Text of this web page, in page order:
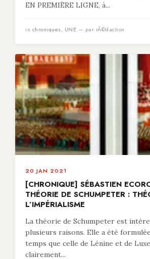
EN PREMIÈRE LIGNE, à...
in chroniques, UNE — par rÃ©daction
20 JAN 2021
[CHRONIQUE] SÉBASTIEN
THÉORIE DE SCHUMPETER :
L’IMPÉRIALISME
La théorie de Schumpeter est
plusieurs raisons. Elle a été
temps que celle de Lénine et de
clairement...